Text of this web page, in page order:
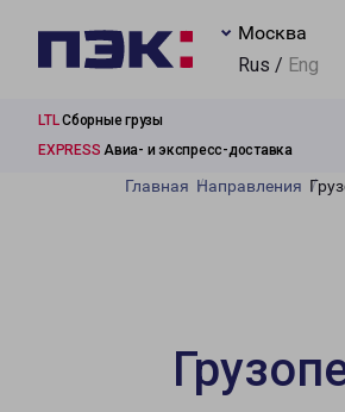
Москва
Rus / Eng
LTLСборные грузы
EXPRESS Авиа- и экспресс-доставка
Главная Направления